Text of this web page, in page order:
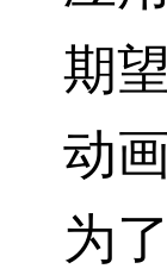
期
动
为